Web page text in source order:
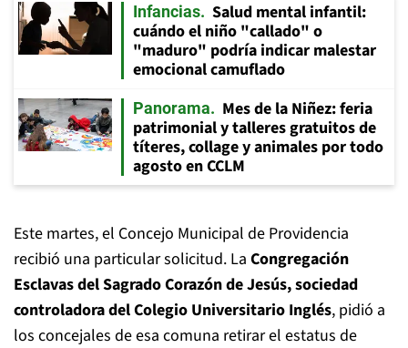
Infancias
Salud mental infantil:
cuándo el niño "callado" o
"maduro" podría indicar malestar
emocional camuflado
Panorama
Mes de la Niñez: feria
patrimonial y talleres gratuitos de
títeres, collage y animales por todo
agosto en CCLM
Este martes, el Concejo Municipal de Providencia
recibió una particular solicitud. La Congregación
Esclavas del Sagrado Corazón de Jesús, sociedad
controladora del Colegio Universitario Inglés, pidió a
los concejales de esa comuna retirar el estatus de